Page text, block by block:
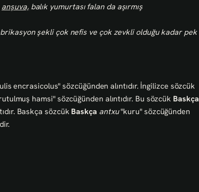
anşuva,balık yumurtası falan da aşırmış
şekli çok nefis ve çok zevkli olduğu kadar pek
encrasicolus" sözcüğünden alıntıdır. İngilizce sözcük
hamsi" sözcüğünden alıntıdır. Bu sözcük Baskça
Baskça sözcük Baskça antxu"kuru" sözcüğünden